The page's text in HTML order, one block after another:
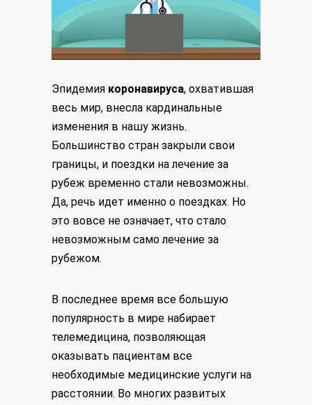
Эпидемия коронавируса, охватившая
весь мир, внесла кардинальные
изменения в нашу жизнь.
Большинство стран закрыли свои
границы, и поездки на лечение за
рубеж временно стали невозможны.
Да, речь идет именно о поездках. Но
это вовсе не означает, что стало
невозможным само лечение за
рубежом.
В последнее время все большую
популярность в мире набирает
телемедицина, позволяющая
оказывать пациентам все
необходимые медицинские услуги на
расстоянии. Во многих развитых